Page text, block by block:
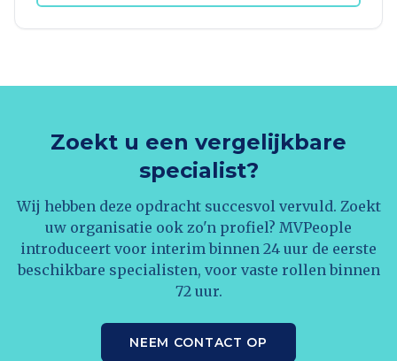
Zoekt u een vergelijkbare
specialist?
Wij hebben deze opdracht succesvol vervuld. Zoekt
uw organisatie ook zo'n profiel? MVPeople
introduceert voor interim binnen 24 uur de eerste
beschikbare specialisten, voor vaste rollen binnen
72 uur.
NEEM CONTACT OP